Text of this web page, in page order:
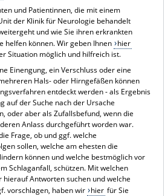
und Patientinnen, die mit einem
der Klinik für Neurologie behandelt
und wie Sie ihren erkrankten
helfen können. Wir geben Ihnen hier
Situation möglich und hilfreich ist.
Einengung, ein Verschluss oder eine
Hals- oder Hirngefäßen können
entdeckt werden - als Ergebnis
auf der Suche nach der Ursache
oder aber als Zufallsbefund, wenn die
Anlass durchgeführt worden war.
Frage, ob und ggf. welche
sollen, welche am ehesten die
können und welche bestmöglich vor
Schlaganfall, schützen. Mit welchen
Antworten suchen und welche
vorschlagen, haben wir hier für Sie